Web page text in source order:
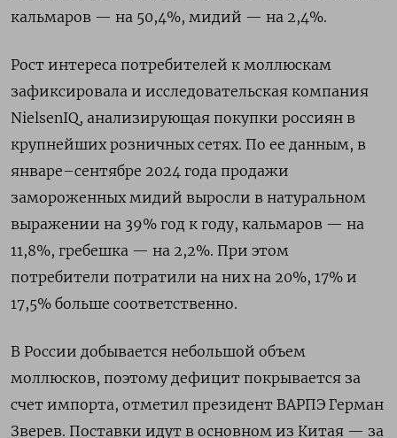
кальмаров — на 50,4%, мидий — на 2,4%.
Рост интереса потребителей к моллюскам
зафиксировала и исследовательская компания
NielsenIQ, анализирующая покупки россиян в
крупнейших розничных сетях. По ее данным, в
январе–сентябре 2024 года продажи
замороженных мидий выросли в натуральном
выражении на 39% год к году, кальмаров — на
11,8%, гребешка — на 2,2%. При этом
потребители потратили на них на 20%, 17% и
17,5% больше соответственно.
В России добывается небольшой объем
моллюсков, поэтому дефицит покрывается за
счет импорта, отметил президент ВАРПЭ Герман
Зверев. Поставки идут в основном из Китая — за